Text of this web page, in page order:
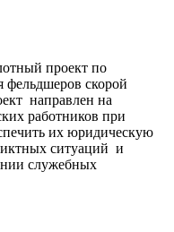
проект по
фельдшеров скорой
направлен на
работников при
их юридическую
ситуаций и
служебных